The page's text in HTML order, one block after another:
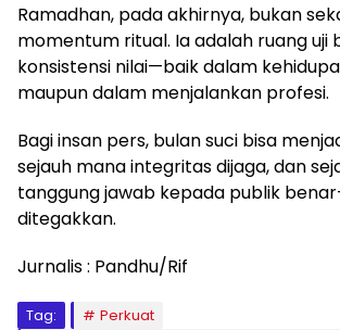
Ramadhan, pada akhirnya, bukan
momentum ritual. Ia adalah ruang uji
konsistensi nilai—baik dalam
maupun dalam menjalankan profesi.
Bagi insan pers, bulan suci bisa
sejauh mana integritas dijaga, dan
tanggung jawab kepada publik
ditegakkan.
Jurnalis : Pandhu/Rif
Tag:
Perkuat